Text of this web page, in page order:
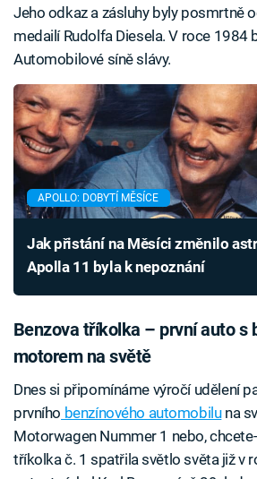
Jeho odkaz a zásluhy byly posmrtně
medailí Rudolfa Diesela. V roce 1984
Automobilové síně slávy.
APOLLO: DOBYTÍ MĚSÍCE
Jak přistání na Měsíci změnilo
Apolla 11 byla k nepoznání
Benzova tříkolka – první auto s
motorem na světě
Dnes si připomínáme výročí udělení
prvního benzínového automobiluna
Motorwagen Nummer 1 nebo,
tříkolka č. 1 spatřila světlo světa již v